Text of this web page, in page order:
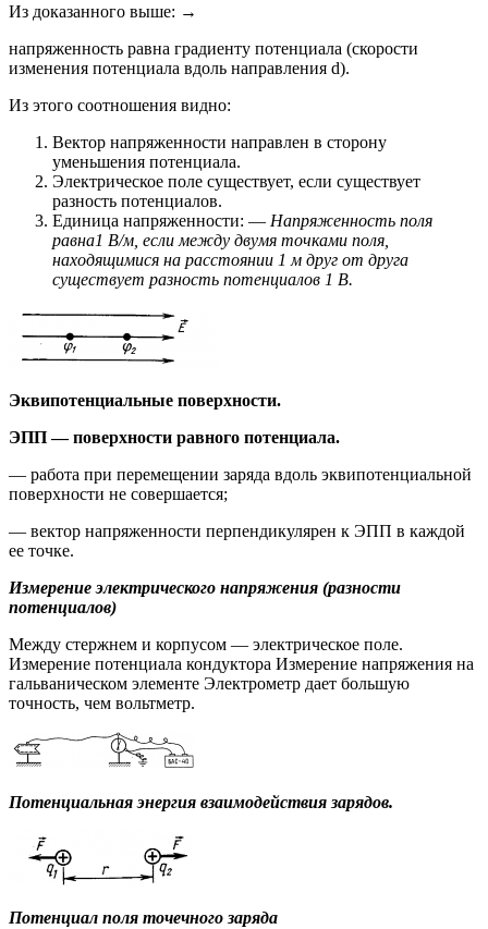
Из доказанного выше: →
напряженность равна градиенту потенциала (скорости
изменения потенциала вдоль направления d).
Из этого соотношения видно:
Вектор напряженности направлен в сторону
уменьшения потенциала.
Электрическое поле существует, если существует
разность потенциалов.
Единица напряженности: — Напряженность поля
равна1 В/м, если между двумя точками поля,
находящимися на расстоянии 1 м друг от друга
существует разность потенциалов 1 В.
Эквипотенциальные поверхности.
ЭПП — поверхности равного потенциала.
— работа при перемещении заряда вдоль эквипотенциальной
поверхности не совершается;
— вектор напряженности перпендикулярен к ЭПП в каждой
ее точке.
Измерение электрического напряжения (разности
потенциалов)
Между стержнем и корпусом — электрическое поле.
Измерение потенциала кондуктора Измерение напряжения на
гальваническом элементе Электрометр дает большую
точность, чем вольтметр.
Потенциальная энергия взаимодействия зарядов.
Потенциал поля точечного заряда